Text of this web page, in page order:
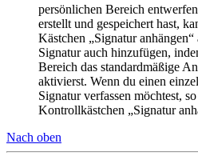
persönlichen Bereich
erstellt und gespeichert hast,
Kästchen „Signatur
Signatur auch hinzufügen,
Bereich das standardmäßige
aktivierst. Wenn du einen
Signatur verfassen möchtest,
Kontrollkästchen „Signatur
Nach oben